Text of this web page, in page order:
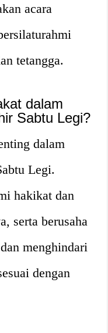
acara
tetangga.
dalam
Sabtu Legi?
dalam
Legi.
hakikat dan
serta berusaha
menghindari
dengan